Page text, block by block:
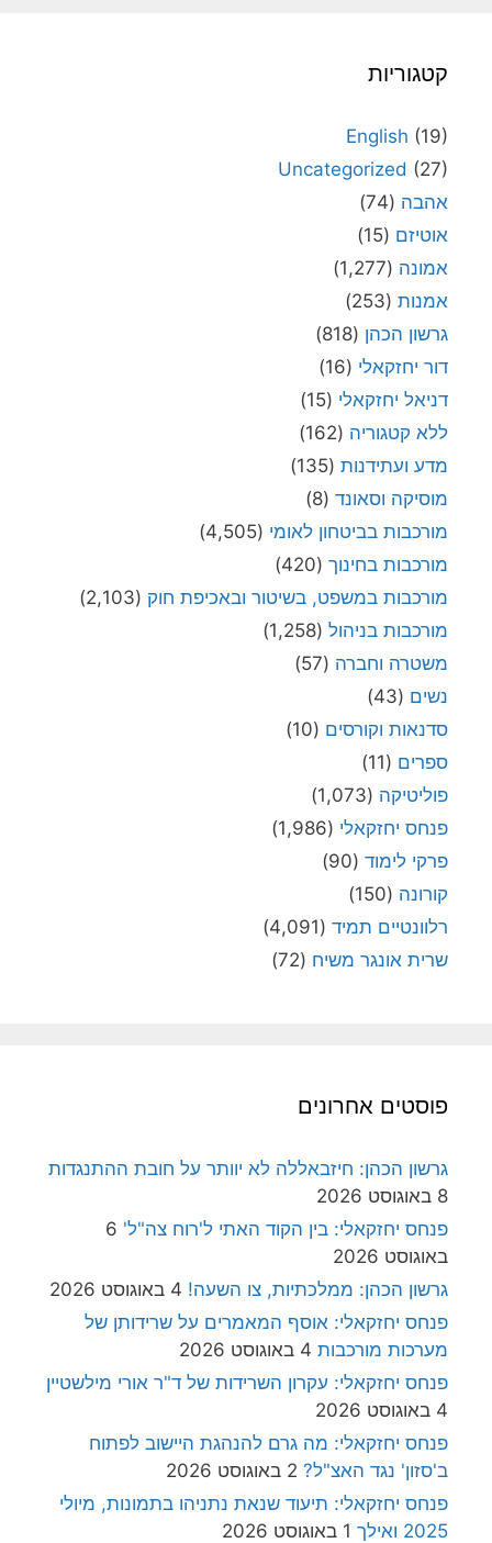
קטגוריות
English (19)
Uncategorized (27)
אהבה (74)
אוטיזם (15)
אמונה (1,277)
אמנות (253)
גרשון הכהן (818)
דור יחזקאלי (16)
דניאל יחזקאלי (15)
ללא קטגוריה (162)
מדע ועתידנות (135)
מוסיקה וסאונד (8)
מורכבות בביטחון לאומי (4,505)
מורכבות בחינוך (420)
מורכבות במשפט, בשיטור ובאכיפת חוק (2,103)
מורכבות בניהול (1,258)
משטרה וחברה (57)
נשים (43)
סדנאות וקורסים (10)
ספרים (11)
פוליטיקה (1,073)
פנחס יחזקאלי (1,986)
פרקי לימוד (90)
קורונה (150)
רלוונטיים תמיד (4,091)
שרית אונגר משיח (72)
פוסטים אחרונים
גרשון הכהן: חיזבאללה לא יוותר על חובת ההתנגדות
8 באוגוסט 2026
פנחס יחזקאלי: בין הקוד האתי ל'רוח צה"ל' 6
באוגוסט 2026
גרשון הכהן: ממלכתיות, צו השעה! 4 באוגוסט 2026
פנחס יחזקאלי: אוסף המאמרים על שרידותן של
מערכות מורכבות 4 באוגוסט 2026
פנחס יחזקאלי: עקרון השרידות של ד"ר אורי מילשטיין
4 באוגוסט 2026
פנחס יחזקאלי: מה גרם להנהגת היישוב לפתוח
ב'סזון' נגד האצ"ל? 2 באוגוסט 2026
פנחס יחזקאלי: תיעוד שנאת נתניהו בתמונות, מיולי
2025 ואילך
1 באוגוסט 2026